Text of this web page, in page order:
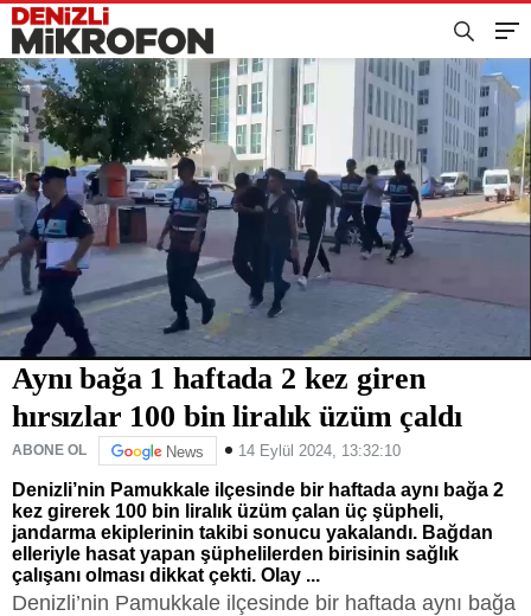
Aynı bağa 1 haftada 2 kez giren
hırsızlar 100 bin liralık üzüm çaldı
ABONE OL News 14 Eylül 2024, 13:32:10
Denizli’nin Pamukkale ilçesinde bir haftada aynı bağa 2
kez girerek 100 bin liralık üzüm çalan üç şüpheli,
jandarma ekiplerinin takibi sonucu yakalandı. Bağdan
elleriyle hasat yapan şüphelilerden birisinin sağlık
çalışanı olması dikkat çekti. Olay ...
Denizli’nin Pamukkale ilçesinde bir haftada aynı bağa